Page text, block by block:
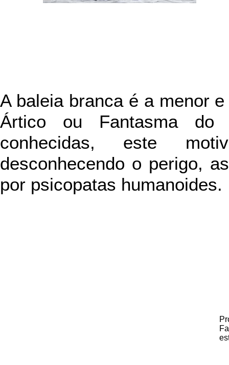
A baleia branca é a menor
Ártico ou Fantasma do
conhecidas, este
desconhecendo o perigo,
por psicopatas humanoides.